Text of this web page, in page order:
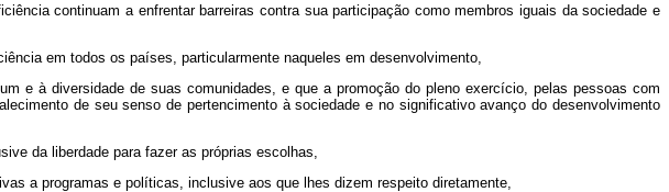
continuam a enfrentar barreiras contra sua participação como membros iguais da sociedade e
em todos os países, particularmente naqueles em desenvolvimento,
e à diversidade de suas comunidades, e que a promoção do pleno exercício, pelas pessoas com
de seu senso de pertencimento à sociedade e no significativo avanço do desenvolvimento
da liberdade para fazer as próprias escolhas,
a programas e políticas, inclusive aos que lhes dizem respeito diretamente,